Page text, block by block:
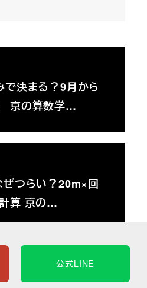
決まる？9月から
京の算数学…
ぜつらい？20m×回
算 京の…
記事
公式LINE